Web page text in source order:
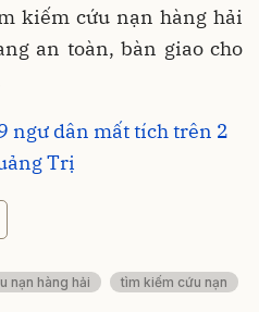
kiếm cứu nạn hàng hải
an toàn, bàn giao cho
ngư dân mất tích trên 2
Trị
nạn hàng hải
tìm kiếm cứu nạn